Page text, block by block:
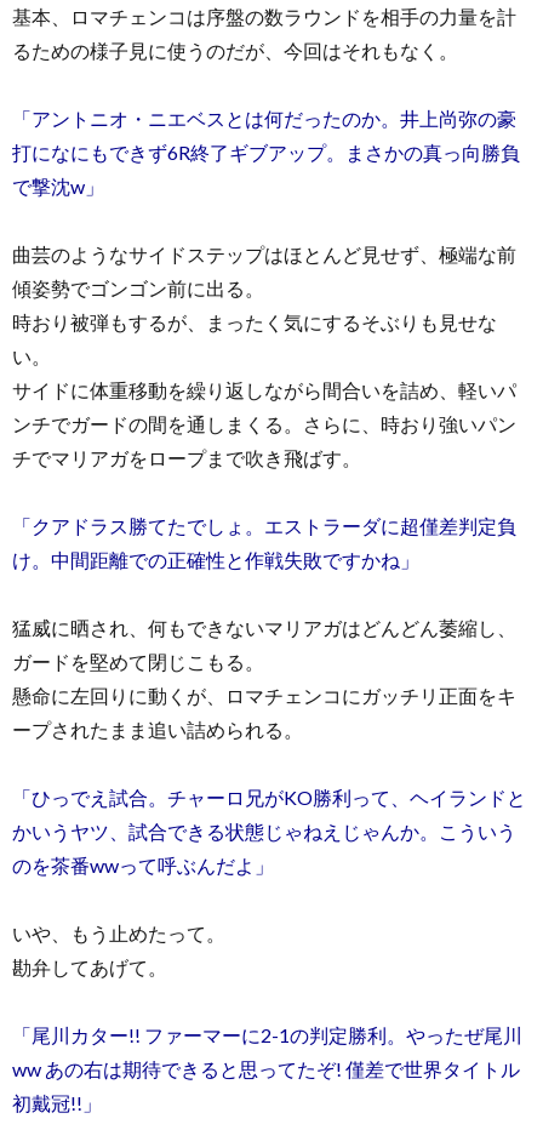
基本、ロマチェンコは序盤の数ラウンドを相手の力量を計
るための様子見に使うのだが、今回はそれもなく。
「アントニオ・ニエベスとは何だったのか。井上尚弥の豪
打になにもできず6R終了ギブアップ。まさかの真っ向勝負
で撃沈w」
曲芸のようなサイドステップはほとんど見せず、極端な前
傾姿勢でゴンゴン前に出る。
時おり被弾もするが、まったく気にするそぶりも見せな
い。
サイドに体重移動を繰り返しながら間合いを詰め、軽いパ
ンチでガードの間を通しまくる。さらに、時おり強いパン
チでマリアガをロープまで吹き飛ばす。
「クアドラス勝てたでしょ。エストラーダに超僅差判定負
け。中間距離での正確性と作戦失敗ですかね」
猛威に晒され、何もできないマリアガはどんどん萎縮し、
ガードを堅めて閉じこもる。
懸命に左回りに動くが、ロマチェンコにガッチリ正面をキ
ープされたまま追い詰められる。
「ひっでえ試合。チャーロ兄がKO勝利って、ヘイランドと
かいうヤツ、試合できる状態じゃねえじゃんか。こういう
のを茶番wwって呼ぶんだよ」
いや、もう止めたって。
勘弁してあげて。
「尾川カター!! ファーマーに2-1の判定勝利。やったぜ尾川
ww あの右は期待できると思ってたぞ! 僅差で世界タイトル
初戴冠!!」